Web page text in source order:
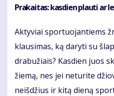
Prakaitas: kasdien plauti ar
Aktyviai sportuojantiems
klausimas, ką daryti su
drabužiais? Kasdien juos
žiemą, nes jei neturite
neišdžius ir kitą dieną